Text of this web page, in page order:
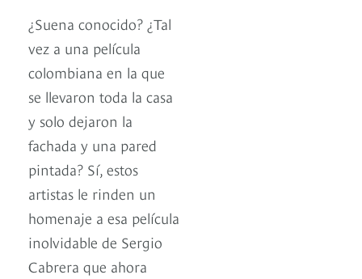
¿Suena conocido? ¿Tal
vez a una película
colombiana en la que
se llevaron toda la casa
y solo dejaron la
fachada y una pared
pintada? Sí, estos
artistas le rinden un
homenaje a esa película
inolvidable de Sergio
Cabrera que ahora